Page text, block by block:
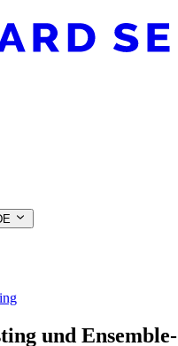
und Ensemble-